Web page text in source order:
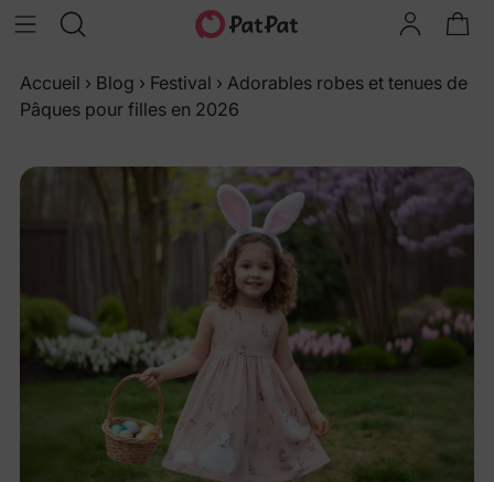
Accueil › Blog › Festival › Adorables robes et tenues de
Pâques pour filles en 2026